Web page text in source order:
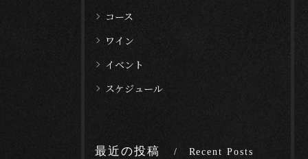
コース
ワイン
イベント
スケジュール
最近の投稿 Recent Posts